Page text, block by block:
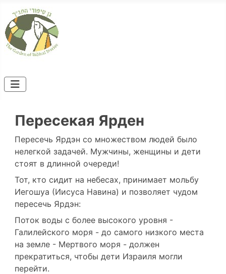
Пересекая Ярден
Пересечь Ярдэн со множеством людей было
нелегкой задачей. Мужчины, женщины и дети
стоят в длинной очереди!
Тот, кто сидит на небесах, принимает мольбу
Иегошуа (Иисуса Навина) и позволяет чудом
пересечь Ярдэн:
Поток воды с более высокого уровня -
Галилейского моря - до самого низкого места
на земле - Мертвого моря - должен
прекратиться, чтобы дети Израиля могли
перейти.